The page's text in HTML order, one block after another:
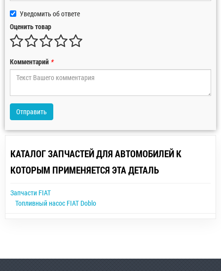
Уведомить об ответе
Оценить товар
Комментарий *
Отправить
КАТАЛОГ ЗАПЧАСТЕЙ ДЛЯ АВТОМОБИЛЕЙ К
КОТОРЫМ ПРИМЕНЯЕТСЯ ЭТА ДЕТАЛЬ
Запчасти FIAT
Топливный насос FIAT Doblo